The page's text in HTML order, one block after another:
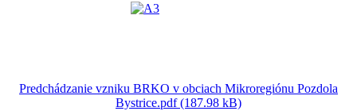
Predchádzanie vzniku BRKO v obciach Mikroregiónu Pozdola
Bystrice.pdf (187.98 kB)